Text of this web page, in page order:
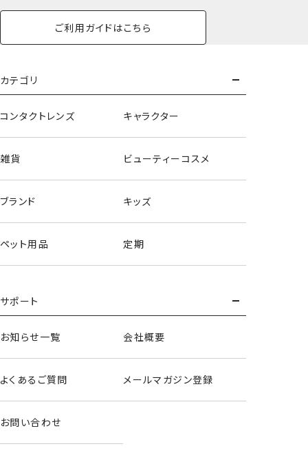
ご利用ガイドはこちら
カテゴリ
コンタクトレンズ キャラクター
雑貨 ビューティーコスメ
ブランド キッズ
ペット用品 定期
サポート
お知らせ一覧 会社概要
よくあるご質問 メールマガジン登録
お問い合わせ